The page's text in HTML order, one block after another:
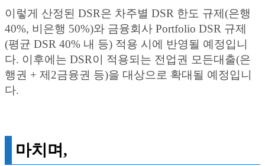
이렇게 산정된 DSR은 차주별 DSR 한도 규제(은행
40%, 비은행 50%)와 금융회사 Portfolio DSR 규제
(평균 DSR 40% 내 등) 적용 시에 반영될 예정입니
다. 이후에는 DSR이 적용되는 전업권 모든대출(은
행권 + 제2금융권 등)을 대상으로 확대될 예정입니
다.
마치며,